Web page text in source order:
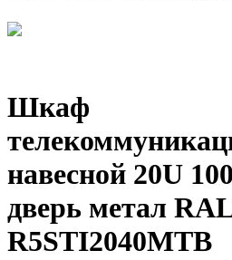
Шкаф
навесной 20U
дверь метал
R5STI2040MTB